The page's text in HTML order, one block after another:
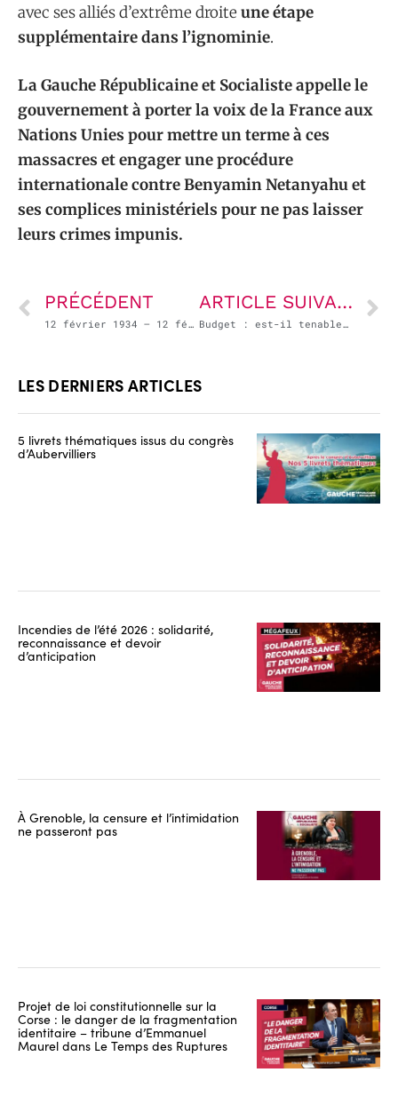
avec ses alliés d’extrême droite une étape
supplémentaire dans l’ignominie.
La Gauche Républicaine et Socialiste appelle le
gouvernement à porter la voix de la France aux
Nations Unies pour mettre un terme à ces
massacres et engager une procédure
internationale contre Benyamin Netanyahu et
ses complices ministériels pour ne pas laisser
leurs crimes impunis.
PRÉCÉDENT
12 février 1934 – 12 février 2024 : à nous de faire reculer l’extrême-droite !
ARTICLE SUIVANT
Budget : est-il tenable de ne pas augmenter les impôts ? « C’est un choix irrationnel » – David Cayla, dans La Croix
LES DERNIERS ARTICLES
5 livrets thématiques issus du congrès
d’Aubervilliers
Incendies de l’été 2026 : solidarité,
reconnaissance et devoir
d’anticipation
À Grenoble, la censure et l’intimidation
ne passeront pas
Projet de loi constitutionnelle sur la
Corse : le danger de la fragmentation
identitaire – tribune d’Emmanuel
Maurel dans Le Temps des Ruptures